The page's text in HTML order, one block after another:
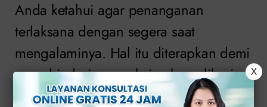
Anda ketahui agar penanganan
terlaksana dengan segera saat
mengalaminya. Hal itu diterapkan demi
menghindari serangkaian komplikasi
yang berbahaya.
X